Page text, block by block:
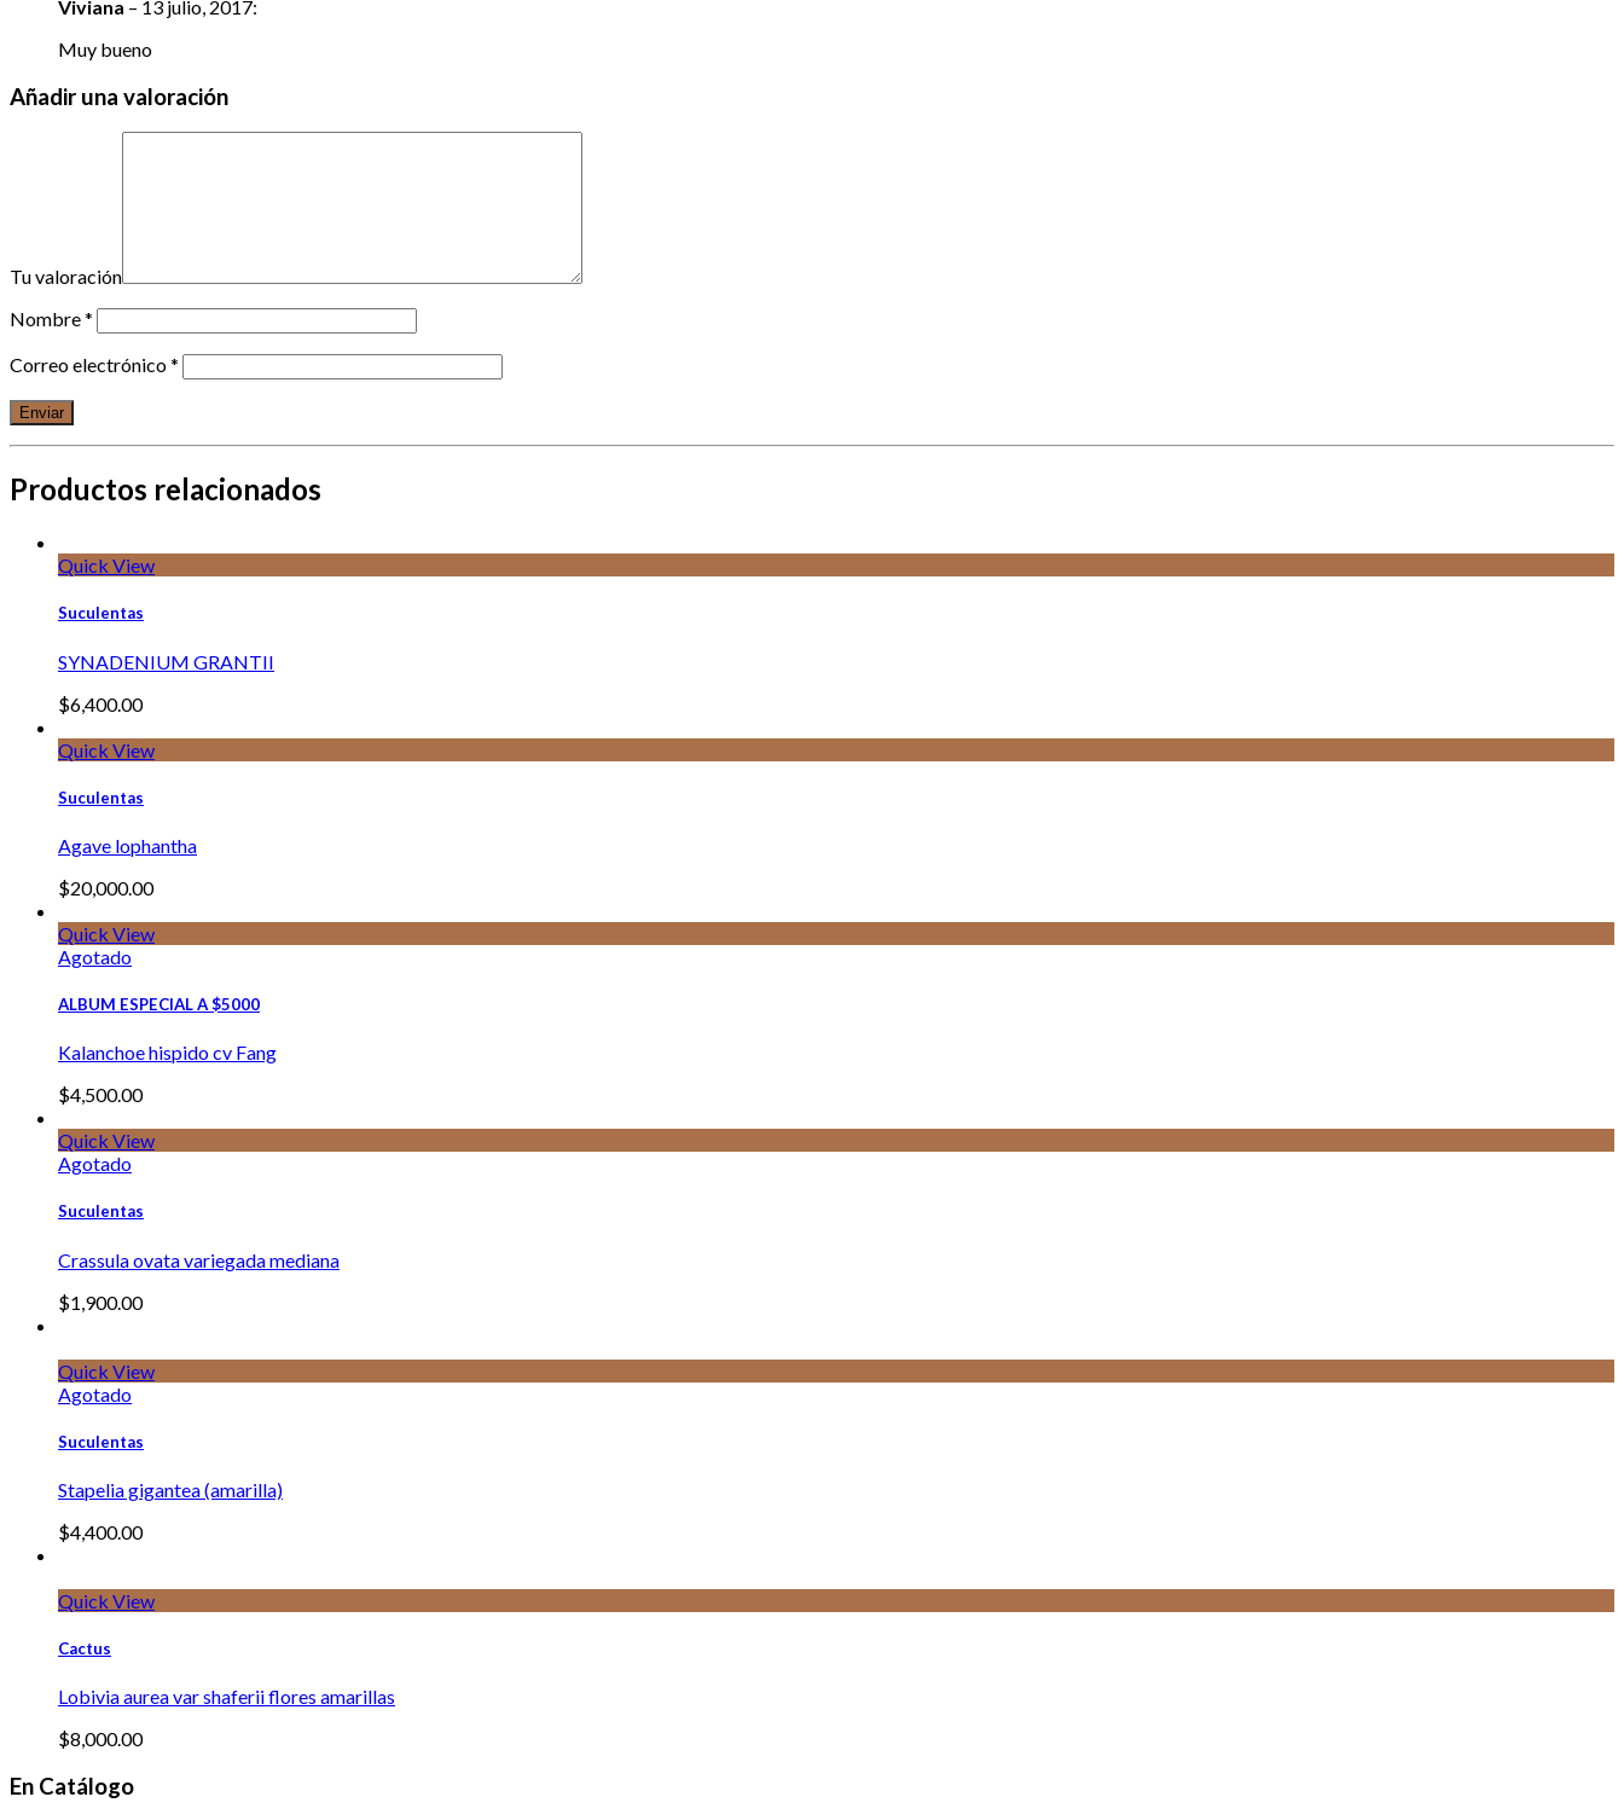
Viviana – 13 julio, 2017:
Muy bueno
Añadir una valoración
Tu valoración
Nombre*
Correo electrónico*
Productos relacionados
Quick View
Suculentas
SYNADENIUM GRANTII
$6,400.00
Quick View
Suculentas
Agave lophantha
$20,000.00
Quick View
Agotado
ALBUM ESPECIAL A $5000
Kalanchoe hispido cv Fang
$4,500.00
Quick View
Agotado
Suculentas
Crassula ovata variegada mediana
$1,900.00
Quick View
Agotado
Suculentas
Stapelia gigantea (amarilla)
$4,400.00
Quick View
Cactus
Lobivia aurea var shaferii flores amarillas
$8,000.00
En Catálogo